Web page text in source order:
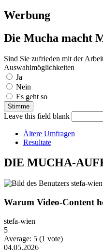
Werbung
Die Mucha macht
Sind Sie zufrieden mit der
Auswahlmöglichkeiten
Ja
Nein
Es geht so
Leave this field blank
Ältere Umfragen
Resultate
DIE MUCHA-
Warum Video-Content
stefa-wien
5
Average: 5 (1 vote)
04.05.2026